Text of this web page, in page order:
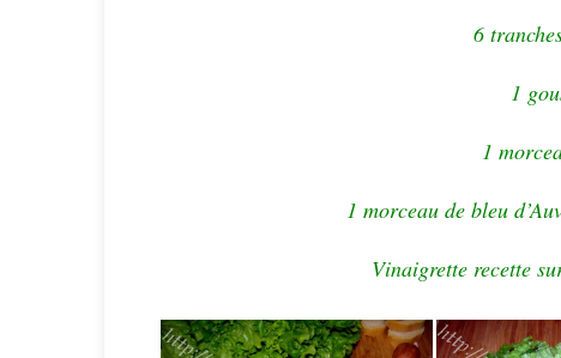
6
1
1
1 morceau de bleu
Vinaigrette recette